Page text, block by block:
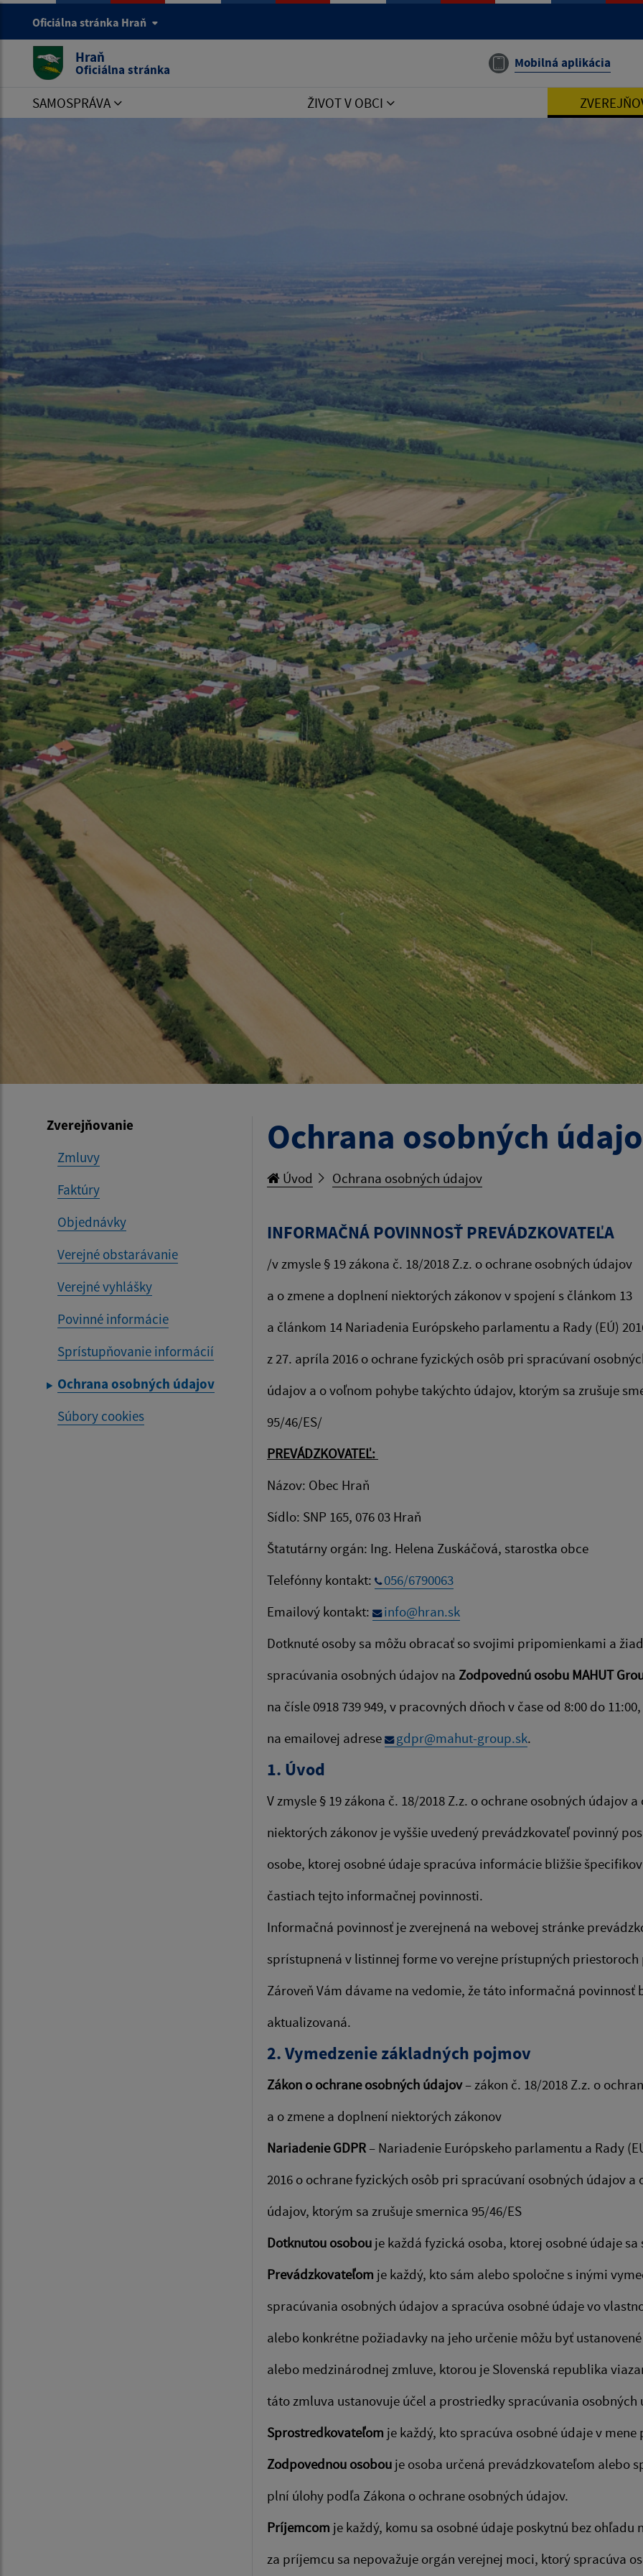
Oficiálna stránka Hraň
Hraň
Oficiálna stránka Mobilná aplikácia
SAMOSPRÁVA ŽIVOT V OBCI
Zverejňovanie
Zmluvy
Faktúry
Objednávky
Verejné obstarávanie
Verejné vyhlášky
Povinné informácie
Sprístupňovanie informácií
Ochrana osobných údajov
Súbory cookies
Ochrana osobných
Úvod Ochrana osobných údajov
INFORMAČNÁ POVINNOSŤ PREVÁDZKOVATEĽA
/v zmysle § 19 zákona č. 18/2018 Z.z. o ochrane osobných údajov
a o zmene a doplnení niektorých zákonov v spojení s článkom 13
a článkom 14 Nariadenia Európskeho parlamentu a Rady (EÚ)
z 27. apríla 2016 o ochrane fyzických osôb pri spracúvaní
údajov a o voľnom pohybe takýchto údajov, ktorým sa zrušuje
95/46/ES/
PREVÁDZKOVATEĽ:
Názov: Obec Hraň
Sídlo: SNP 165, 076 03 Hraň
Štatutárny orgán: Ing. Helena Zuskáčová, starostka obce
Telefónny kontakt:
056/6790063
Emailový kontakt:
info@hran.sk
Dotknuté osoby sa môžu obracať so svojimi pripomienkami a
spracúvania osobných údajov na Zodpovednú osobu MAHUT
na čísle 0918 739 949, v pracovných dňoch v čase od 8:00 do
na emailovej adrese
gdpr@mahut-group.sk.
1. Úvod
V zmysle § 19 zákona č. 18/2018 Z.z. o ochrane osobných údajov
niektorých zákonov je vyššie uvedený prevádzkovateľ povinný
osobe, ktorej osobné údaje spracúva informácie bližšie
častiach tejto informačnej povinnosti.
Informačná povinnosť je zverejnená na webovej stránke
sprístupnená v listinnej forme vo verejne prístupných
Zároveň Vám dávame na vedomie, že táto informačná
aktualizovaná.
2. Vymedzenie základných pojmov
Zákon o ochrane osobných údajov– zákon č. 18/2018 Z.z. o
a o zmene a doplnení niektorých zákonov
Nariadenie GDPR– Nariadenie Európskeho parlamentu a Rady
2016 o ochrane fyzických osôb pri spracúvaní osobných údajov
údajov, ktorým sa zrušuje smernica 95/46/ES
Dotknutou osobou je každá fyzická osoba, ktorej osobné údaje
Prevádzkovateľom je každý, kto sám alebo spoločne s inými
spracúvania osobných údajov a spracúva osobné údaje vo
alebo konkrétne požiadavky na jeho určenie môžu byť
alebo medzinárodnej zmluve, ktorou je Slovenská republika
táto zmluva ustanovuje účel a prostriedky spracúvania
Sprostredkovateľom je každý, kto spracúva osobné údaje v
Zodpovednou osobou je osoba určená prevádzkovateľom alebo
plní úlohy podľa Zákona o ochrane osobných údajov.
Príjemcom je každý, komu sa osobné údaje poskytnú bez
za príjemcu sa nepovažuje orgán verejnej moci, ktorý spracúva